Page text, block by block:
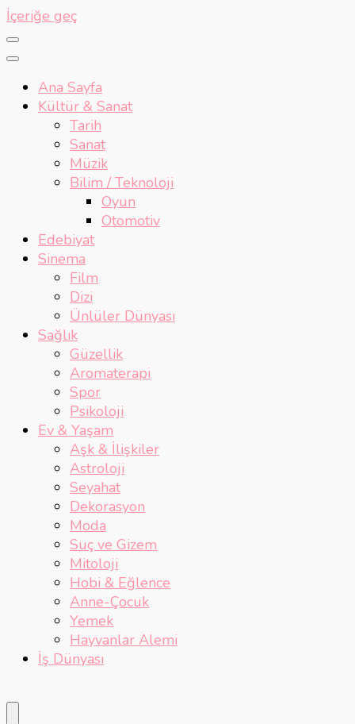
İçeriğe geç
Ana Sayfa
Kültür & Sanat
Tarih
Sanat
Müzik
Bilim / Teknoloji
Oyun
Otomotiv
Edebiyat
Sinema
Film
Dizi
Ünlüler Dünyası
Sağlık
Güzellik
Aromaterapi
Spor
Psikoloji
Ev & Yaşam
Aşk & İlişkiler
Astroloji
Seyahat
Dekorasyon
Moda
Suç ve Gizem
Mitoloji
Hobi & Eğlence
Anne-Çocuk
Yemek
Hayvanlar Alemi
İş Dünyası